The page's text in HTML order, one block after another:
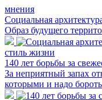
мнения
Социальная
Образ будущего
стиль жизни
140 лет борьбы за
За неприятный запах
которыми и надо